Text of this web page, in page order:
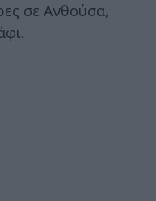
σε Ανθούσα,